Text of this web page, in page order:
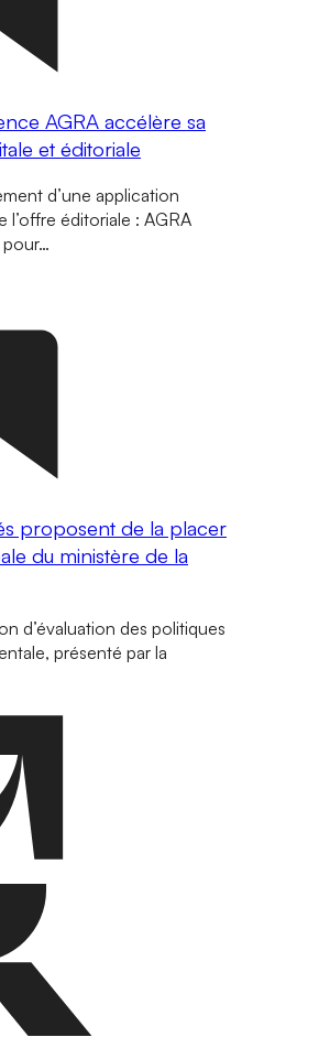
AGRA accélère sa
et éditoriale
d’une application
éditoriale : AGRA
proposent de la placer
du ministère de la
d’évaluation des politiques
présenté par la